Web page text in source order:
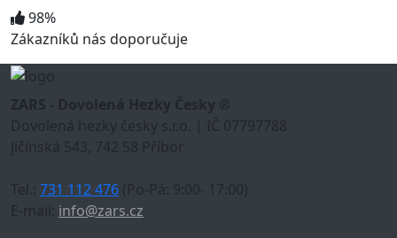
98%
Zákazníků nás doporučuje
ZARS - Dovolená Hezky Česky ®
Dovolená hezky česky s.r.o. | IČ 07797788
Jičínská 543, 742 58 Příbor
Tel.: 731 112 476 (Po-Pá: 9:00- 17:00)
E-mail: info@zars.cz